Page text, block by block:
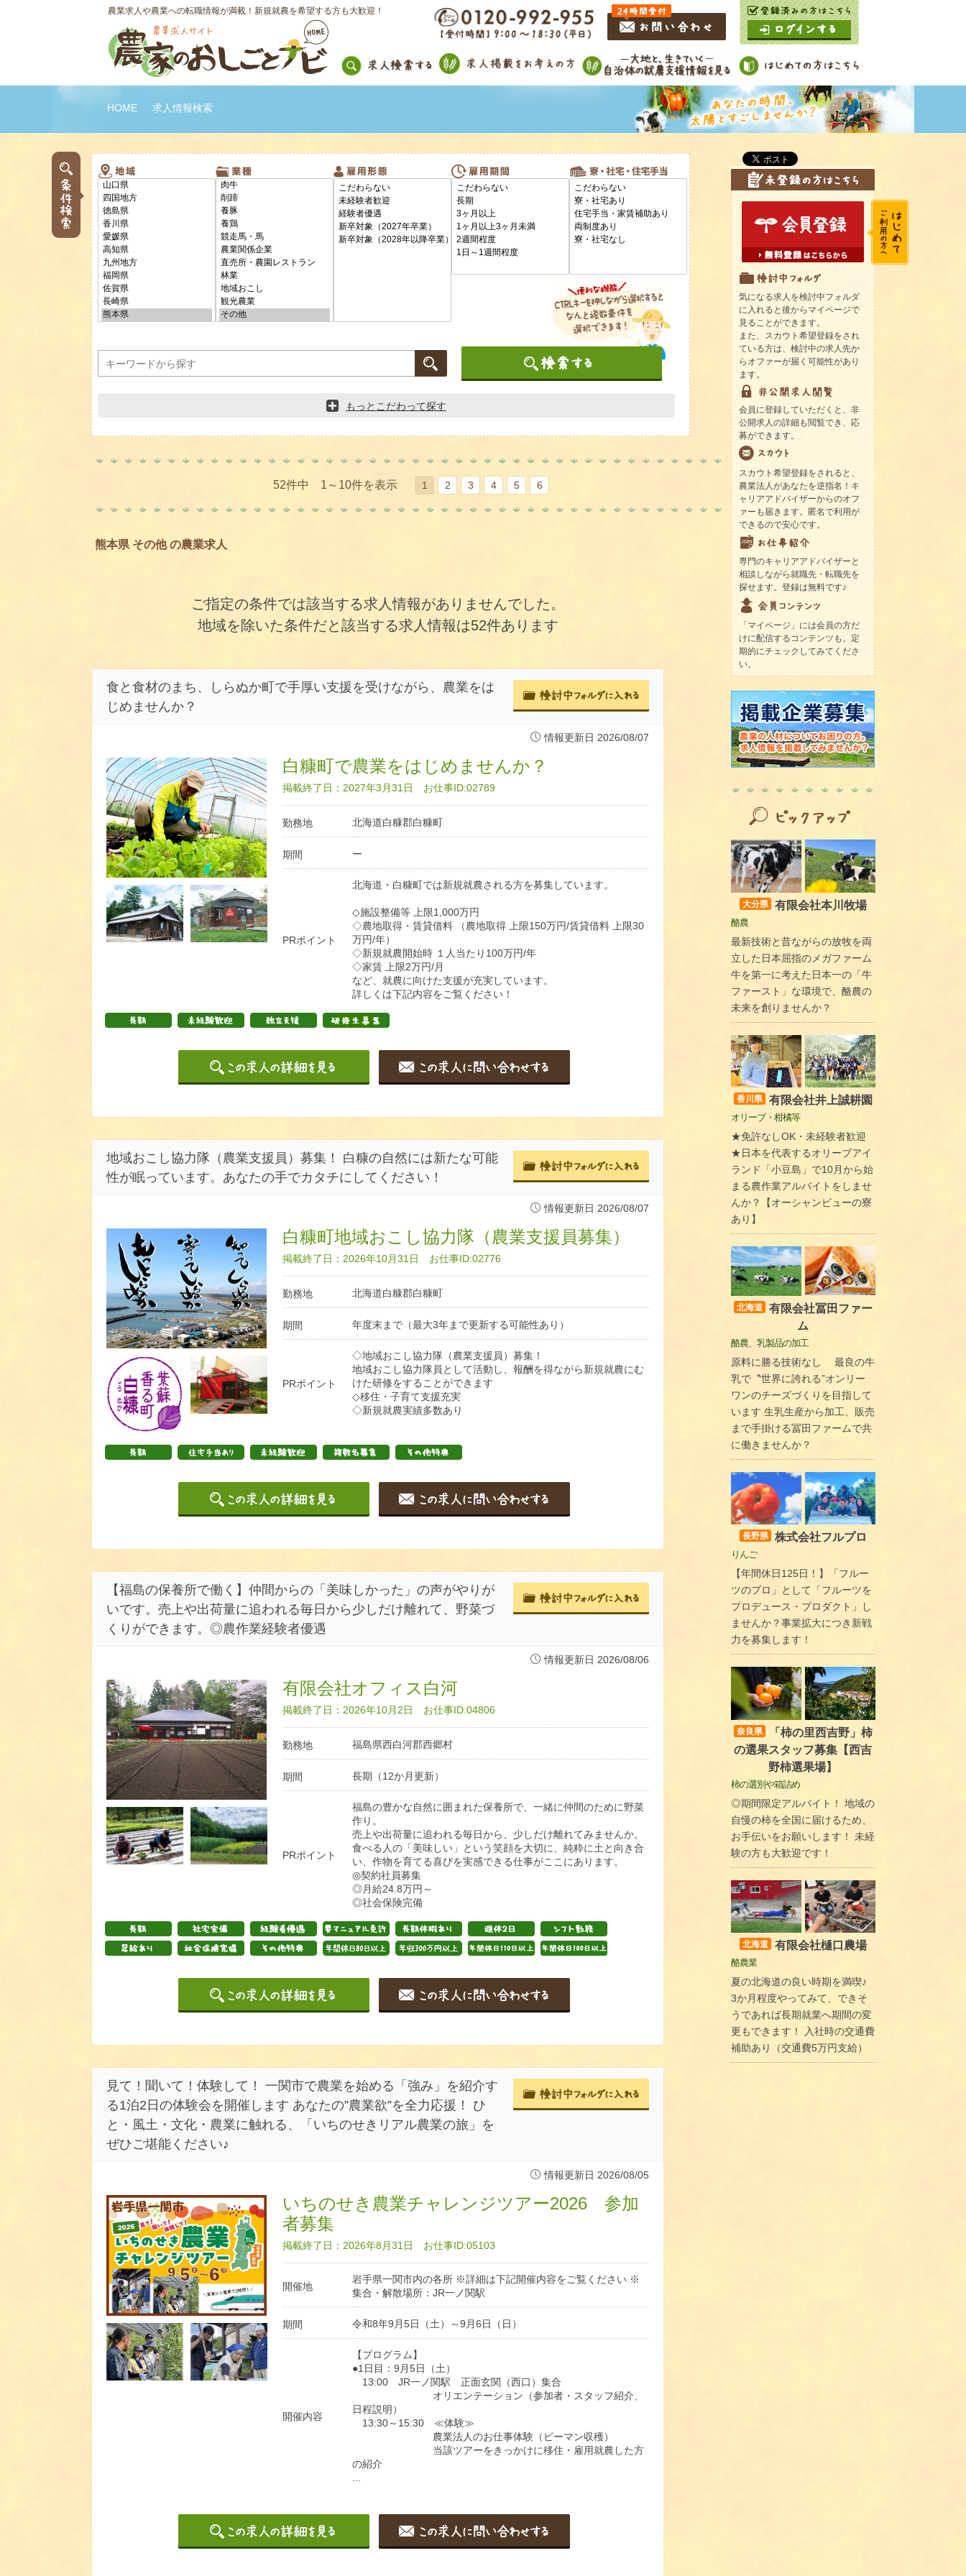
農業求人や農業への転職情報が満載！新規就農を希望する方も大歓迎！
HOME 求人情報検索
もっとこだわって探す
52件中 1～10件を表示 1 2 3 4 5 6
熊本県 その他 の農業求人
ご指定の条件では該当する求人情報がありませんでした。
地域を除いた条件だと該当する求人情報は52件あります
食と食材のまち、しらぬか町で手厚い支援を受けながら、農業をは
じめませんか？
情報更新日 2026/08/07
白糠町で農業をはじめませんか？
掲載終了日：2027年3月31日 お仕事ID:02789
勤務地 北海道白糠郡白糠町
期間 ー
PRポイント
北海道・白糠町では新規就農される方を募集しています。
◇施設整備等 上限1,000万円
◇農地取得・賃貸借料 （農地取得 上限150万円/賃貸借料 上限30
万円/年）
◇新規就農開始時 １人当たり100万円/年
◇家賃 上限2万円/月
など、就農に向けた支援が充実しています。
詳しくは下記内容をご覧ください！
地域おこし協力隊（農業支援員）募集！ 白糠の自然には新たな可能
性が眠っています。あなたの手でカタチにしてください！
情報更新日 2026/08/07
白糠町地域おこし協力隊（農業支援員募集）
掲載終了日：2026年10月31日 お仕事ID:02776
勤務地 北海道白糠郡白糠町
期間 年度末まで（最大3年まで更新する可能性あり）
PRポイント
◇地域おこし協力隊（農業支援員）募集！
地域おこし協力隊員として活動し、報酬を得ながら新規就農にむ
けた研修をすることができます
◇移住・子育て支援充実
◇新規就農実績多数あり
【福島の保養所で働く】仲間からの「美味しかった」の声がやりが
いです。売上や出荷量に追われる毎日から少しだけ離れて、野菜づ
くりができます。◎農作業経験者優遇
情報更新日 2026/08/06
有限会社オフィス白河
掲載終了日：2026年10月2日 お仕事ID:04806
勤務地 福島県西白河郡西郷村
期間 長期（12か月更新）
PRポイント
福島の豊かな自然に囲まれた保養所で、一緒に仲間のために野菜
作り。
売上や出荷量に追われる毎日から、少しだけ離れてみませんか。
食べる人の「美味しい」という笑顔を大切に、純粋に土と向き合
い、作物を育てる喜びを実感できる仕事がここにあります。
◎契約社員募集
◎月給24.8万円～
◎社会保険完備
見て！聞いて！体験して！ 一関市で農業を始める「強み」を紹介す
る1泊2日の体験会を開催します あなたの”農業欲”を全力応援！ ひ
と・風土・文化・農業に触れる、「いちのせきリアル農業の旅」を
ぜひご堪能ください♪
情報更新日 2026/08/05
いちのせき農業チャレンジツアー2026 参加
者募集
掲載終了日：2026年8月31日 お仕事ID:05103
開催地
岩手県一関市内の各所 ※詳細は下記開催内容をご覧ください ※
集合・解散場所：JR一ノ関駅
期間 令和8年9月5日（土）～9月6日（日）
開催内容
【プログラム】
●1日目：9月5日（土）
13:00 JR一ノ関駅 正面玄関（西口）集合
オリエンテーション（参加者・スタッフ紹介、
日程説明）
13:30～15:30 ≪体験≫
農業法人のお仕事体験（ピーマン収穫）
当該ツアーをきっかけに移住・雇用就農した方
の紹介
...
気になる求人を検討中フォルダ
に入れると後からマイページで
見ることができます。
また、スカウト希望登録をされ
ている方は、検討中の求人先か
らオファーが届く可能性があり
ます。
会員に登録していただくと、非
公開求人の詳細も閲覧でき、応
募ができます。
スカウト希望登録をされると、
農業法人があなたを逆指名！キ
ャリアアドバイザーからのオフ
ァーも届きます。匿名で利用が
できるので安心です。
専門のキャリアアドバイザーと
相談しながら就職先・転職先を
探せます。登録は無料です♪
「マイページ」には会員の方だ
けに配信するコンテンツも。定
期的にチェックしてみてくださ
い。
大分県 有限会社本川牧場
酪農
最新技術と昔ながらの放牧を両
立した日本屈指のメガファーム
牛を第一に考えた日本一の「牛
ファースト」な環境で、酪農の
未来を創りませんか？
香川県 有限会社井上誠耕園
オリーブ・柑橘等
★免許なしOK・未経験者歓迎
★日本を代表するオリーブアイ
ランド「小豆島」で10月から始
まる農作業アルバイトをしませ
んか？【オーシャンビューの寮
あり】
北海道
有限会社冨田ファー
ム
酪農、乳製品の加工
原料に勝る技術なし 最良の牛
乳で〝世界に誇れる”オンリー
ワンのチーズづくりを目指して
います 生乳生産から加工、販売
まで手掛ける冨田ファームで共
に働きませんか？
長野県 株式会社フルプロ
りんご
【年間休日125日！】「フルー
ツのプロ」として「フルーツを
プロデュース・プロダクト」し
ませんか？事業拡大につき新戦
力を募集します！
奈良県
「柿の里西吉野」柿
の選果スタッフ募集【西吉
野柿選果場】
柿の選別や箱詰め
◎期間限定アルバイト！ 地域の
自慢の柿を全国に届けるため、
お手伝いをお願いします！ 未経
験の方も大歓迎です！
北海道 有限会社樋口農場
酪農業
夏の北海道の良い時期を満喫♪
3か月程度やってみて、できそ
うであれば長期就業へ期間の変
更もできます！ 入社時の交通費
補助あり（交通費5万円支給）